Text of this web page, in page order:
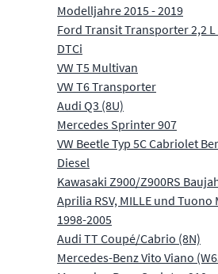
Modelljahre 2015 - 2019
Ford Transit Transporter 2,2 L
DTCi
VW T5 Multivan
VW T6 Transporter
Audi Q3 (8U)
Mercedes Sprinter 907
VW Beetle Typ 5C Cabriolet
Diesel
Kawasaki Z900/Z900RS
Aprilia RSV, MILLE und
1998-2005
Audi TT Coupé/Cabrio (8N)
Mercedes-Benz Vito Viano